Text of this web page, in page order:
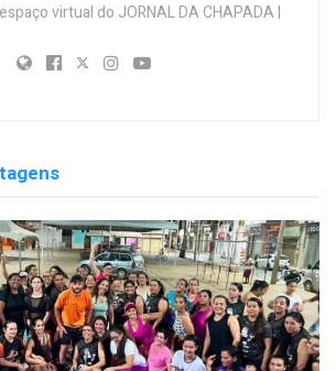
virtual do JORNAL DA CHAPADA |